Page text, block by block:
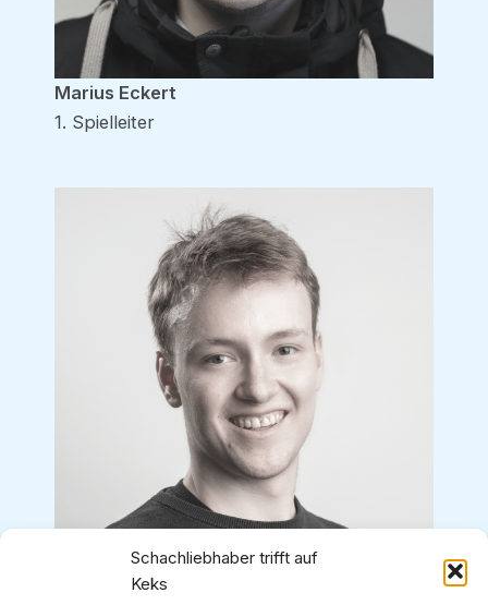
Schachliebhaber trifft auf
Keks
Marius Eckert
1. Spielleiter
Sebastian Schmidt